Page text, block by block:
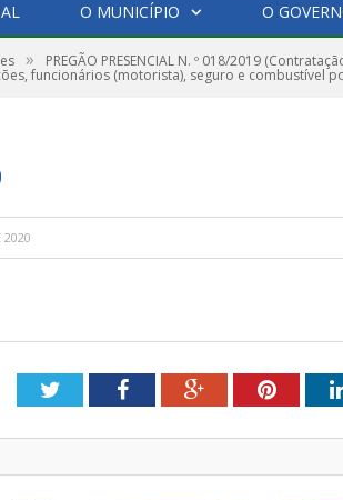
O MUNICÍPIO O
» PREGÃO PRESENCIAL N. º 018/2019
funcionários (motorista), seguro e combustível
2020
TwitterFacebookGoogle+